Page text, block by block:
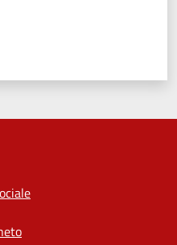
da 1 a 5 stelle